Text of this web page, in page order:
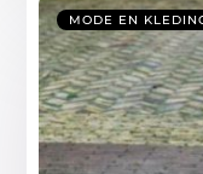
MODE EN